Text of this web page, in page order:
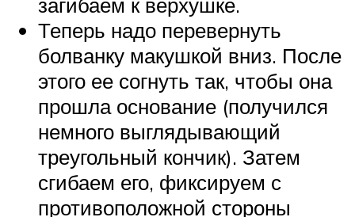
Теперь надо перевернуть
болванку макушкой вниз. После
этого ее согнуть так, чтобы она
прошла основание (получился
немного выглядывающий
треугольный кончик). Затем
сгибаем его, фиксируем с
противоположной стороны